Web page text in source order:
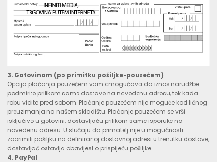
3. Gotovinom (po primitku pošiljke-pouzećem)
Opcija plaćanja pouzećem vam omogućava da iznos narudžbe
podmirite prilikom same dostave na navedenu adresu, tek kada
robu vidite pred sobom. Plaćanje pouzećem nije moguće kod ličnog
preuzimanja na našem skladištu. Plaćanje pouzećem se vrši
isključivo u gotovini, dostavljaču prilikom same isporuke na
navedenu adresu. U slučaju da primatelj nije u mogućnosti
zaprimiti pošiljku na definiranoj dostavnoj adresi u trenutku dostave,
dostavljač ostavlja obavijest o prispijeću pošiljke.
4. PayPal